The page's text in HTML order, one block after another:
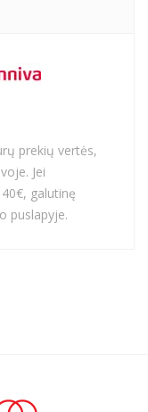
prekių vertės,
Jei
galutinę
puslapyje.